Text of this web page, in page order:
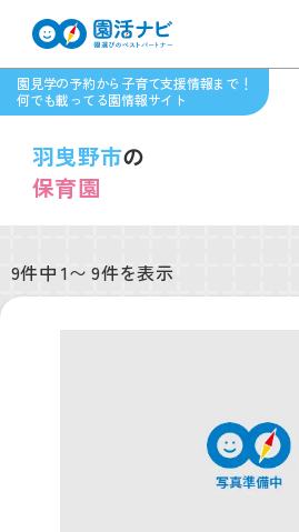
園見学の予約から子育て支援情報まで！
何でも載ってる園情報サイト
羽曳野市の
保育園
9件中 1〜 9件を表示